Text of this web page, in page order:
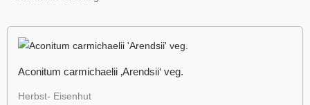
Aconitum carmichaelii ‚Arendsii‘ veg.
Herbst- Eisenhut